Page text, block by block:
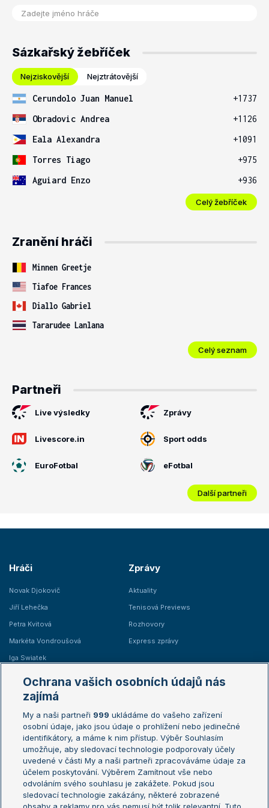
Sázkařský žebříček
Nejziskovější Nejztrátovější
Cerundolo Juan Manuel
+1737
Obradovic Andrea
+1126
Eala Alexandra
+1091
Torres Tiago
+975
Aguiard Enzo
+936
Celý žebříček
Zranění hráči
Minnen Greetje
Tiafoe Frances
Diallo Gabriel
Tararudee Lanlana
Celý seznam
Partneři
Live výsledky Zprávy
Livescore.in Sport odds
EuroFotbal eFotbal
Další partneři
Hráči
Novak Djokovič
Jiří Lehečka
Petra Kvitová
Markéta Vondroušová
Iga Swiatek
Zprávy
Aktuality
Tenisová Previews
Rozhovory
Express zprávy
Žebříčky
Žebříček ATP (muži)
Žebříček WTA (ženy)
Sázkařský žebříček
Australian Open
French Open
Wimbledon
US Open
Turnaj mistrů
Turnaj mistryň
Ochrana vašich osobních údajů nás
zajímá
My a naši partneři 999 ukládáme do vašeho zařízení
osobní údaje, jako jsou údaje o prohlížení nebo jedinečné
identifikátory, a máme k nim přístup. Výběr Souhlasím
umožňuje, aby sledovací technologie podporovaly účely
uvedené v části My a naši partneři zpracováváme údaje za
účelem poskytování. Výběrem Zamítnout vše nebo
odvoláním svého souhlasu je zakážete. Pokud jsou
sledovací technologie zakázány, některé zobrazené